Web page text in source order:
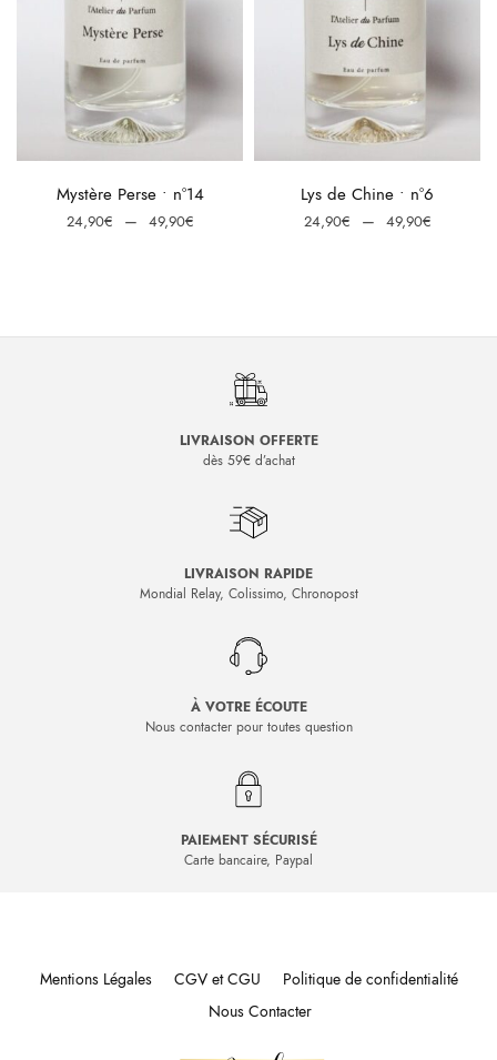
Choix des options
Mystère Perse • n°14
24,90€ – 49,90€
Choix des options
Lys de Chine • n°6
24,90€ – 49,90€
LIVRAISON OFFERTE
dès 59€ d’achat
LIVRAISON RAPIDE
Mondial Relay, Colissimo, Chronopost
À VOTRE ÉCOUTE
Nous contacter pour toutes question
PAIEMENT SÉCURISÉ
Carte bancaire, Paypal
Mentions Légales CGV et CGU
Politique de confidentialité
Nous Contacter